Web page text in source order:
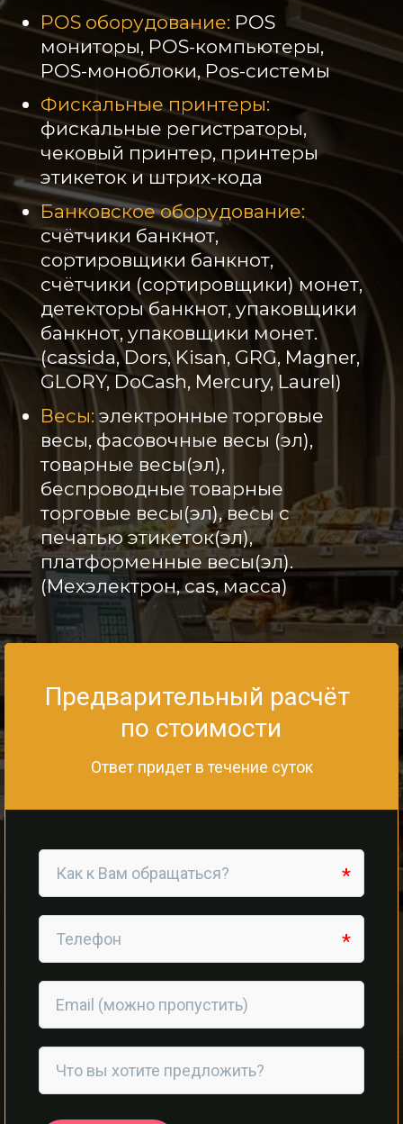
POS оборудование: POS
мониторы, POS-компьютеры,
POS-моноблоки, Pos-системы
Фискальные принтеры:
фискальные регистраторы,
чековый принтер, принтеры
этикеток и штрих-кода
Банковское оборудование:
счётчики банкнот,
сортировщики банкнот,
счётчики (сортировщики) монет,
детекторы банкнот, упаковщики
банкнот, упаковщики монет.
(cassida, Dors, Kisan, GRG, Magner,
GLORY, DoCash, Mercury, Laurel)
Весы: электронные торговые
весы, фасовочные весы (эл),
товарные весы(эл),
беспроводные товарные
торговые весы(эл), весы с
печатью этикеток(эл),
платформенные весы(эл).
(Мехэлектрон, cas, масса)